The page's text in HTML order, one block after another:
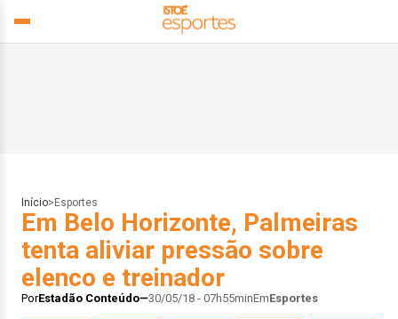
Início> Esportes
Em Belo Horizonte, Palmeiras
tenta aliviar pressão sobre
elenco e treinador
PorEstadão Conteúdo 30/05/18 - 07h55minEmEsportes